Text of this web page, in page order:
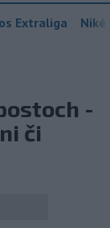
Extraliga
-
či